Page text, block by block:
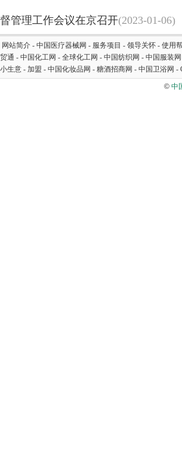
管理工作会议在京召开(2023-01-06)
网站简介 - 中国医疗器械网 - 服务项目 - 领导关怀 - 使用
通 - 中国化工网 - 全球化工网 - 中国纺织网 - 中国服装网
小生意 - 加盟 - 中国化妆品网 - 糖酒招商网 - 中国卫浴网 -
© 中